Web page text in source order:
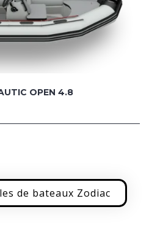
OPEN 4.8
de bateaux Zodiac